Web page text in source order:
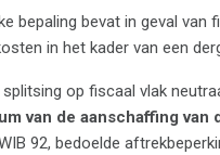
bepaling bevat in geval
in het kader van een
op fiscaal vlak
van de aanschaffing
92, bedoelde